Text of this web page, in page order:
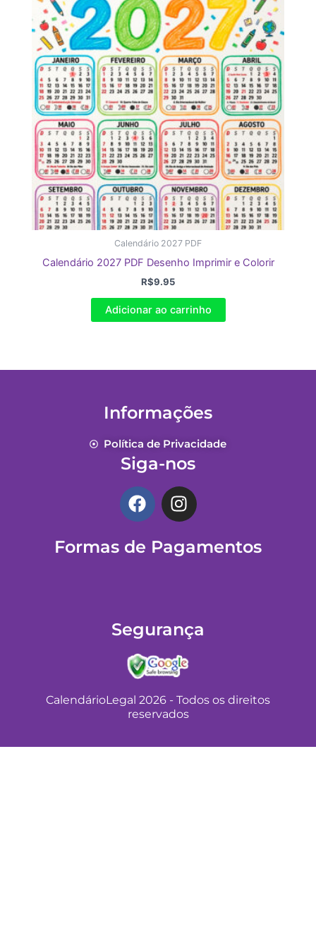
Calendário 2027 PDF
Calendário 2027 PDF Desenho Imprimir e Colorir
R$9.95
Adicionar ao carrinho
Informações
Política de Privacidade
Siga-nos
F
a
e
I
n
t
m
Formas de Pagamentos
Segurança
CalendárioLegal 2026 - Todos os direitos
reservados